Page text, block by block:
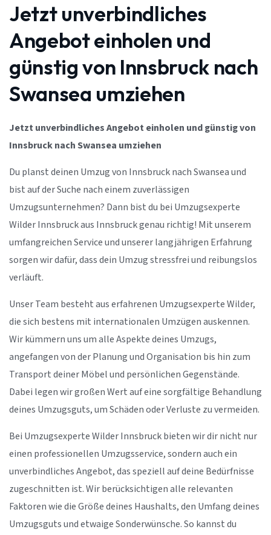
Jetzt unverbindliches
Angebot einholen und
günstig von Innsbruck nach
Swansea umziehen
Jetzt unverbindliches Angebot einholen und günstig von
Innsbruck nach Swansea umziehen
Du planst deinen Umzug von Innsbruck nach Swansea und
bist auf der Suche nach einem zuverlässigen
Umzugsunternehmen? Dann bist du bei Umzugsexperte
Wilder Innsbruck aus Innsbruck genau richtig! Mit unserem
umfangreichen Service und unserer langjährigen Erfahrung
sorgen wir dafür, dass dein Umzug stressfrei und reibungslos
verläuft.
Unser Team besteht aus erfahrenen Umzugsexperte Wilder,
die sich bestens mit internationalen Umzügen auskennen.
Wir kümmern uns um alle Aspekte deines Umzugs,
angefangen von der Planung und Organisation bis hin zum
Transport deiner Möbel und persönlichen Gegenstände.
Dabei legen wir großen Wert auf eine sorgfältige Behandlung
deines Umzugsguts, um Schäden oder Verluste zu vermeiden.
Bei Umzugsexperte Wilder Innsbruck bieten wir dir nicht nur
einen professionellen Umzugsservice, sondern auch ein
unverbindliches Angebot, das speziell auf deine Bedürfnisse
zugeschnitten ist. Wir berücksichtigen alle relevanten
Faktoren wie die Größe deines Haushalts, den Umfang deines
Umzugsguts und etwaige Sonderwünsche. So kannst du